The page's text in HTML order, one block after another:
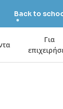
Back to
Για